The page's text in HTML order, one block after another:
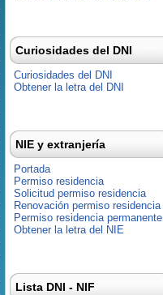
Curiosidades del DNI
Curiosidades del DNI
Obtener la letra del DNI
NIE y extranjería
Portada
Permiso residencia
Solicitud permiso residencia
Renovación permiso residencia
Permiso residencia permanente
Obtener la letra del NIE
Lista DNI - NIF